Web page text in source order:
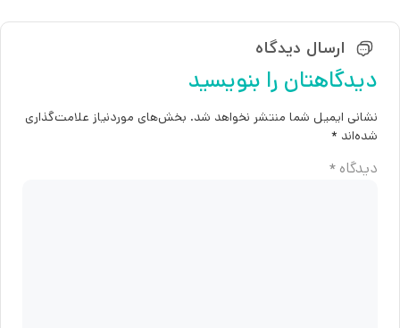
ارسال دیدگاه
دیدگاهتان را بنویسید
نشانی ایمیل شما منتشر نخواهد شد. بخش‌های موردنیاز علامت‌گذاری
شده‌اند *
دیدگاه *